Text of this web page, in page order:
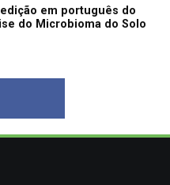
em português do
do Microbioma do Solo